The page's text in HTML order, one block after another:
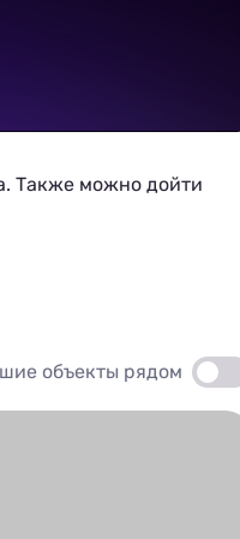
Также можно дойти
объекты рядом